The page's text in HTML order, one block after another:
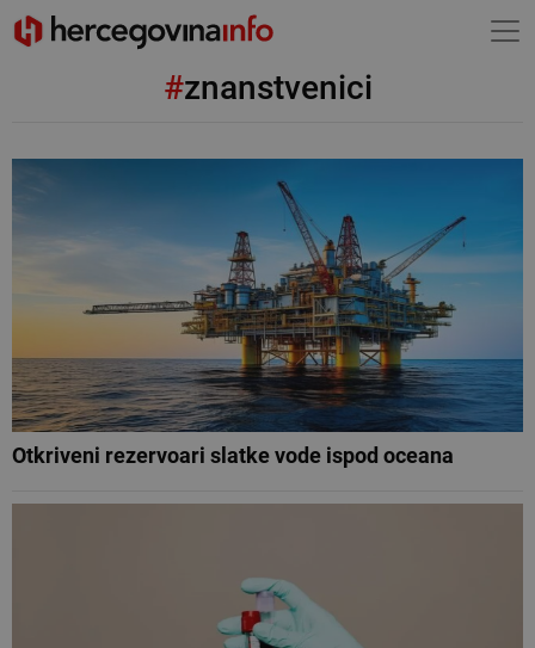
#znanstvenici
Otkriveni rezervoari slatke vode ispod oceana